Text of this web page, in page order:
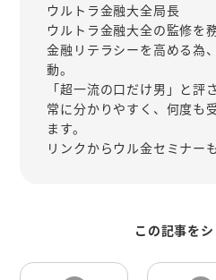
ウルトラ金融大全局長
ウルトラ金融大全の監修を
金融リテラシーを高める為
動。
「超一流の口だけ男」と評
常に分かりやすく、何度も
ます。
リンクからウル金セミナー
この記事を